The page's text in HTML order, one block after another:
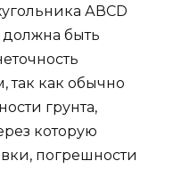
АВСD
быть
так как обычно
грунта,
которую
погрешности